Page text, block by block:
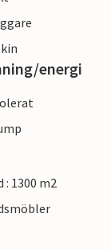
energi
: 1300 m2